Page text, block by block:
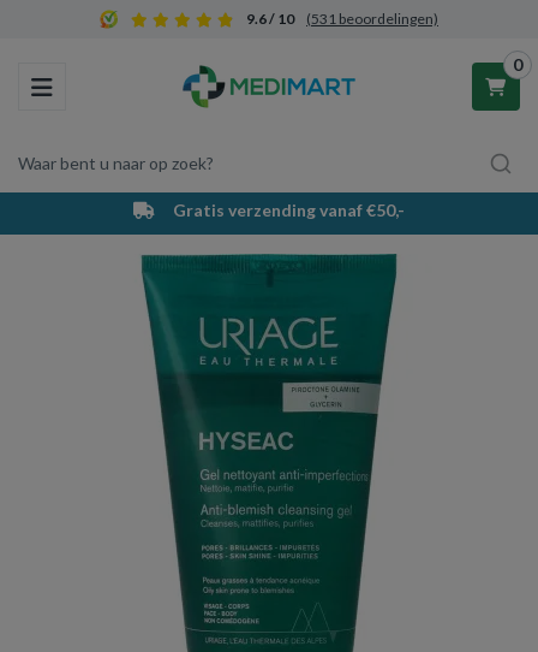
9.6 / 10 (531 beoordelingen)
Toggle navigation
Waar bent u naar op zoek?
0
Winkelwagen
Uw winkelwagen is leeg.
Vul hem met producten.
Gratis verzending vanaf €50,-